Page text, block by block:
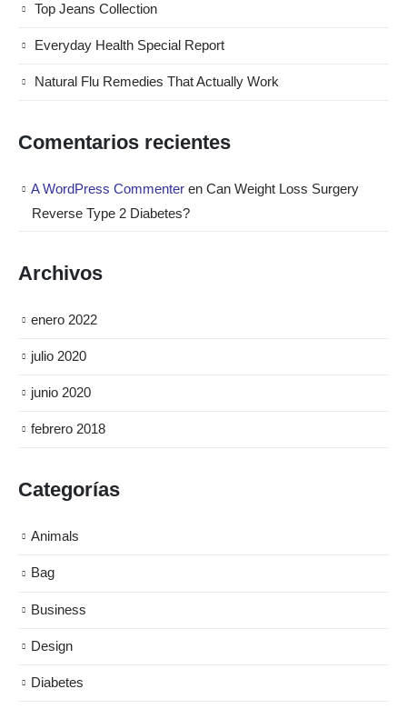
Top Jeans Collection
Everyday Health Special Report
Natural Flu Remedies That Actually Work
Comentarios recientes
A WordPress Commenter en Can Weight Loss Surgery
Reverse Type 2 Diabetes?
Archivos
enero 2022
julio 2020
junio 2020
febrero 2018
Categorías
Animals
Bag
Business
Design
Diabetes